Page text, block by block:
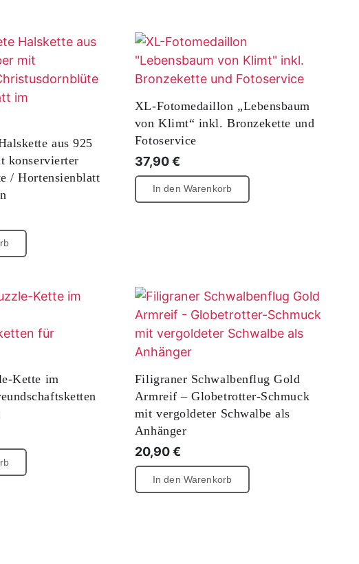
Optionen
können
auf
aus 925
konservierter
/ Hortensienblatt
XL-Fotomedaillon „Lebensbaum
von Klimt“ inkl. Bronzekette und
Fotoservice
37,90€
In den Warenkorb
Kette im
Filigraner Schwalbenflug Gold
Armreif – Globetrotter-Schmuck
mit vergoldeter Schwalbe als
Anhänger
20,90€
In den Warenkorb